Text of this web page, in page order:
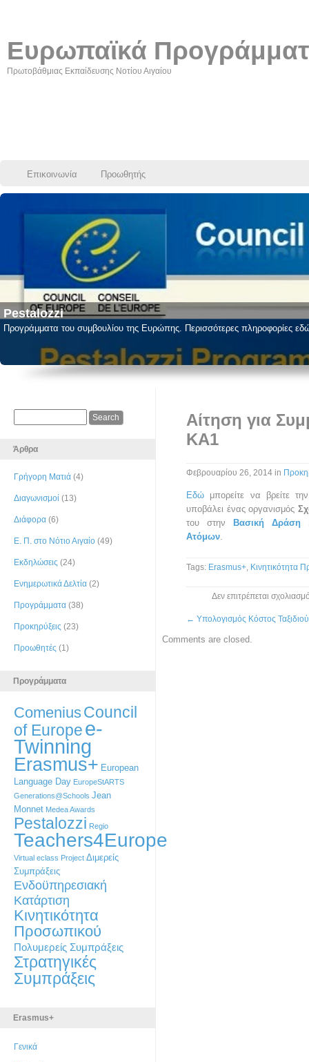
Ευρωπαϊκά
Πρωτοβάθμιας Εκπαίδευσης Νοτίου Αιγαίου
Επικοινωνία Προωθητής
Pestalozzi
Προγράμματα του συμβουλίου της Ευρώπης. Περισσότερες πληροφορίες
Άρθρα
Γρήγορη Ματιά (4)
Διαγωνισμοί (13)
Διάφορα (6)
Ε. Π. στο Νότιο Αιγαίο (49)
Εκδηλώσεις (24)
Ενημερωτικά Δελτία (2)
Προγράμματα (38)
Προκηρύξεις (23)
Προωθητές (1)
Προγράμματα
ComeniusCouncil
of Europee-
Twinning
Erasmus+ European
Language Day EuropeStARTS
Generations@Schools Jean
Monnet Medea Awards
Pestalozzi Regio
Teachers4Europe
Virtual eclass Project Διμερείς
Συμπράξεις
Ενδοϋπηρεσιακή
Κατάρτιση
Κινητικότητα
Προσωπικού
Πολυμερείς Συμπράξεις
Στρατηγικές
Συμπράξεις
Erasmus+
Γενικά
Αίτηση για
ΚΑ1
Φεβρουαρίου 26, 2014 in
Εδώ μπορείτε να βρείτε
υποβάλει ένας οργανισμός
του στην
Βασική Δράση
Ατόμων.
Tags: Erasmus+, Κινητικότητα
Δεν επιτρέπεται
← Υπολογισμός Κόστος Ταξιδιού
Comments are closed.